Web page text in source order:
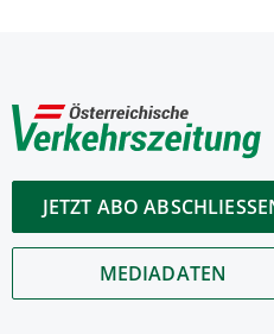
JETZT ABO
MEDIADATEN